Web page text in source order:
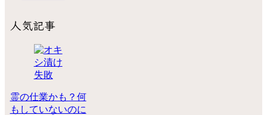
人気記事
霊の仕業かも？何
もしていないのに